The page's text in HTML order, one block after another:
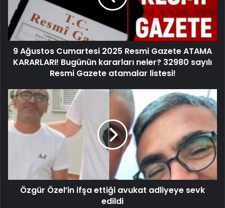
9 Ağustos Cumartesi 2025 Resmi Gazete ATAMA
KARARLARI! Bugünün kararları neler? 32980 sayılı
Resmi Gazete atamalar listesi!
Özgür Özel’in ifşa ettiği avukat adliyeye sevk
edildi